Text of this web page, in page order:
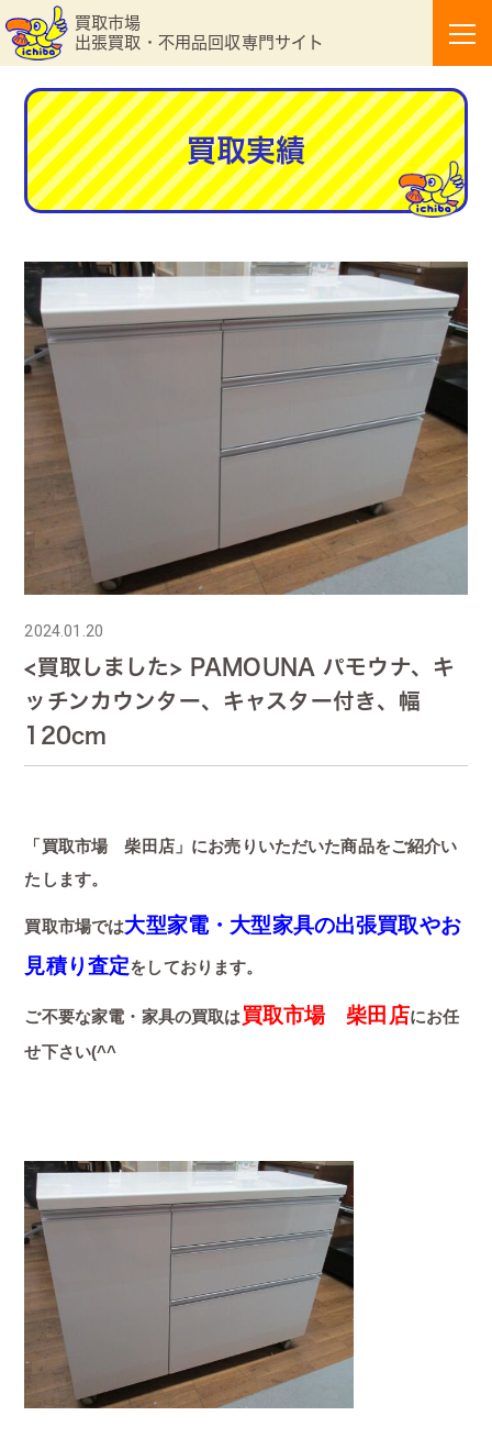
買取市場
出張買取・不用品回収専門サイト
買取実績
2024.01.20
<買取しました> PAMOUNA パモウナ、キ
ッチンカウンター、キャスター付き、幅
120cm
「買取市場 柴田店」にお売りいただいた商品をご紹介い
たします。
買取市場では大型家電・大型家具の出張買取やお
見積り査定をしております。
ご不要な家電・家具の買取は買取市場 柴田店にお任
せ下さい(^^